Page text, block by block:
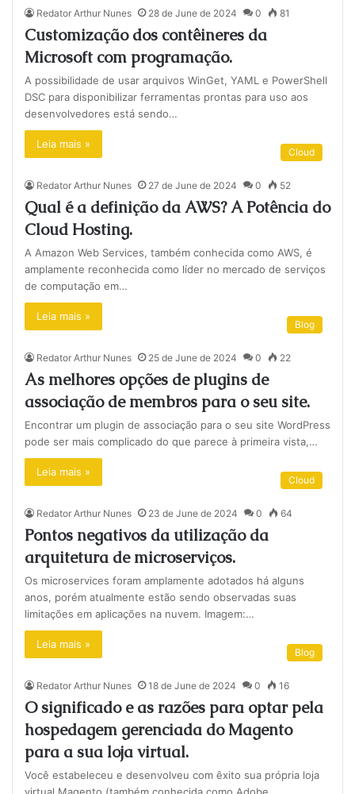
Redator Arthur Nunes 28 de June de 2024 0 81
Customização dos contêineres da
Microsoft com programação.
A possibilidade de usar arquivos WinGet, YAML e PowerShell
DSC para disponibilizar ferramentas prontas para uso aos
desenvolvedores está sendo…
Leia mais »
Cloud
Redator Arthur Nunes 27 de June de 2024 0 52
Qual é a definição da AWS? A Potência do
Cloud Hosting.
A Amazon Web Services, também conhecida como AWS, é
amplamente reconhecida como líder no mercado de serviços
de computação em…
Leia mais »
Blog
Redator Arthur Nunes 25 de June de 2024 0 22
As melhores opções de plugins de
associação de membros para o seu site.
Encontrar um plugin de associação para o seu site WordPress
pode ser mais complicado do que parece à primeira vista,…
Leia mais »
Cloud
Redator Arthur Nunes 23 de June de 2024 0 64
Pontos negativos da utilização da
arquitetura de microserviços.
Os microservices foram amplamente adotados há alguns
anos, porém atualmente estão sendo observadas suas
limitações em aplicações na nuvem. Imagem:…
Leia mais »
Blog
Redator Arthur Nunes 18 de June de 2024 0 16
O significado e as razões para optar pela
hospedagem gerenciada do Magento
para a sua loja virtual.
Você estabeleceu e desenvolveu com êxito sua própria loja